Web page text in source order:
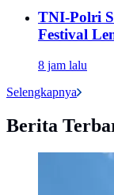
TNI-Polri
Festival
8 jam lalu
Selengkapnya
Berita